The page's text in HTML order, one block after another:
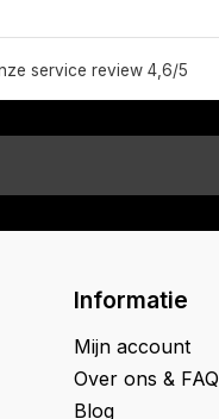
service review 4,6/5
Informatie
Mijn account
Over ons & FAQ
Blog